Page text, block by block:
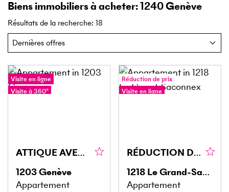
Biens immobiliers à acheter: 1240 Genève
Résultats de la recherche: 18
Visite en ligne
Visite à 360°
ATTIQUE AVEC BALCON À SERVETTE-CHARMILLES
1203Genève
Appartement
Réduction de prix
Visite en ligne
RÉDUCTION DU PRIX! UNE OPPORTUNITÉ RARE AU GRAND-SACONNEX
1218 Le Grand-Saconnex
Appartement